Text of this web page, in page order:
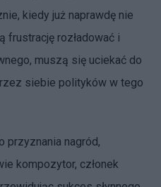
kiedy już naprawdę nie
frustrację rozładować i
muszą się uciekać do
siebie polityków w tego
nagród,
kompozytor, członek